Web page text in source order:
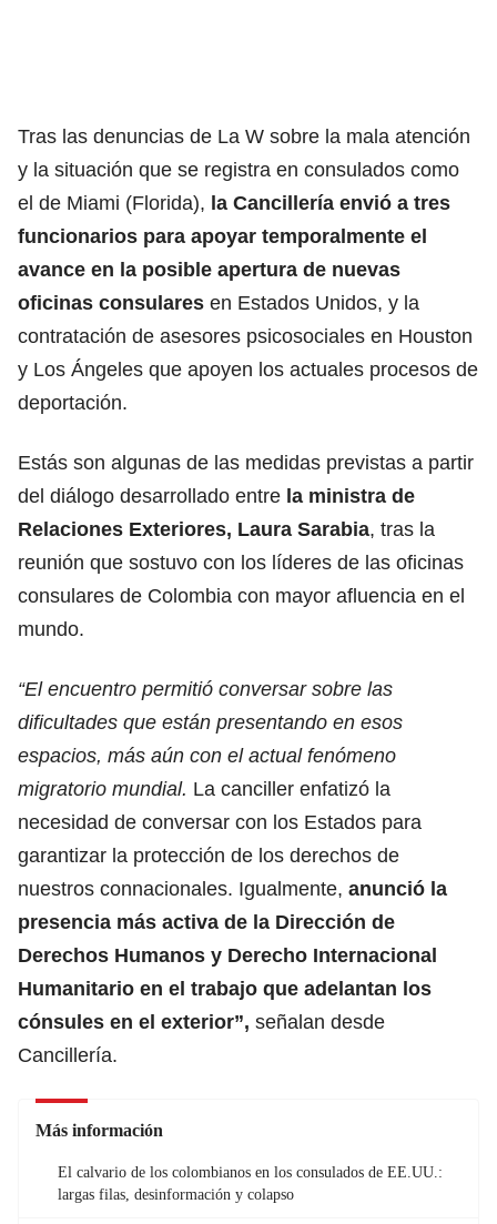
Tras las denuncias de La W sobre la mala atención
y la situación que se registra en consulados como
el de Miami (Florida), la Cancillería envió a tres
funcionarios para apoyar temporalmente el
avance en la posible apertura de nuevas
oficinas consulares en Estados Unidos, y la
contratación de asesores psicosociales en Houston
y Los Ángeles que apoyen los actuales procesos de
deportación.
Estás son algunas de las medidas previstas a partir
del diálogo desarrollado entre la ministra de
Relaciones Exteriores, Laura Sarabia, tras la
reunión que sostuvo con los líderes de las oficinas
consulares de Colombia con mayor afluencia en el
mundo.
“El encuentro permitió conversar sobre las
dificultades que están presentando en esos
espacios, más aún con el actual fenómeno
migratorio mundial. La canciller enfatizó la
necesidad de conversar con los Estados para
garantizar la protección de los derechos de
nuestros connacionales. Igualmente, anunció la
presencia más activa de la Dirección de
Derechos Humanos y Derecho Internacional
Humanitario en el trabajo que adelantan los
cónsules en el exterior”, señalan desde
Cancillería.
Más información
El calvario de los colombianos en los consulados de EE.UU.:
largas filas, desinformación y colapso